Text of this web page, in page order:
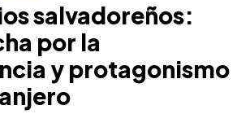
salvadoreños:
por la
y protagonismo